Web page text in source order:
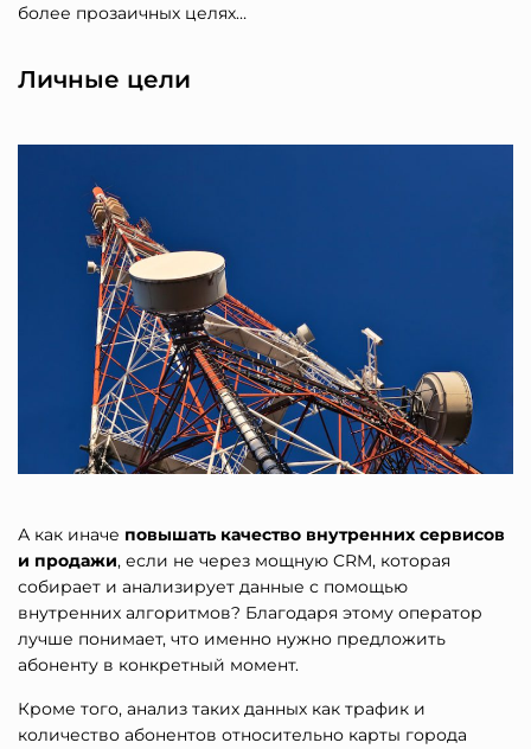
более прозаичных целях…
Личные цели
А как иначе повышать качество внутренних сервисов
и продажи, если не через мощную CRM, которая
собирает и анализирует данные с помощью
внутренних алгоритмов? Благодаря этому оператор
лучше понимает, что именно нужно предложить
абоненту в конкретный момент.
Кроме того, анализ таких данных как трафик и
количество абонентов относительно карты города